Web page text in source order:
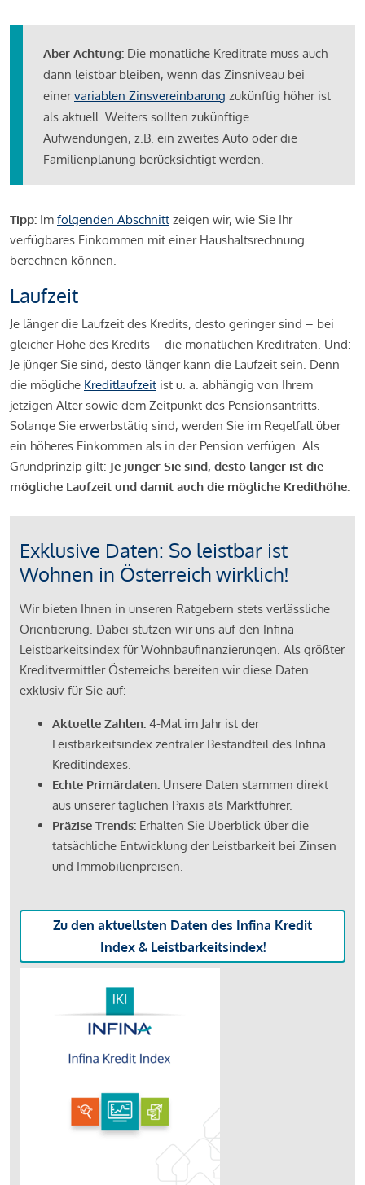
Aber Achtung: Die monatliche Kreditrate muss auch
dann leistbar bleiben, wenn das Zinsniveau bei
einervariablen Zinsvereinbarung zukünftig höher ist
als aktuell. Weiters sollten zukünftige
Aufwendungen, z.B. ein zweites Auto oder die
Familienplanung berücksichtigt werden.
Tipp: Im folgenden Abschnitt zeigen wir, wie Sie Ihr
verfügbares Einkommen mit einer Haushaltsrechnung
berechnen können.
Laufzeit
Je länger die Laufzeit des Kredits, desto geringer sind – bei
gleicher Höhe des Kredits – die monatlichen Kreditraten. Und:
Je jünger Sie sind, desto länger kann die Laufzeit sein. Denn
die mögliche Kreditlaufzeit ist u. a. abhängig von Ihrem
jetzigen Alter sowie dem Zeitpunkt des Pensionsantritts.
Solange Sie erwerbstätig sind, werden Sie im Regelfall über
ein höheres Einkommen als in der Pension verfügen. Als
Grundprinzip gilt: Je jünger Sie sind, desto länger ist die
mögliche Laufzeit und damit auch die mögliche Kredithöhe.
Exklusive Daten: So leistbar ist
Wohnen in Österreich wirklich!
Wir bieten Ihnen in unseren Ratgebern stets verlässliche
Orientierung. Dabei stützen wir uns auf den Infina
Leistbarkeitsindex für Wohnbaufinanzierungen. Als größter
Kreditvermittler Österreichs bereiten wir diese Daten
exklusiv für Sie auf:
Aktuelle Zahlen: 4-Mal im Jahr ist der
Leistbarkeitsindex zentraler Bestandteil des Infina
Kreditindexes.
Echte Primärdaten: Unsere Daten stammen direkt
aus unserer täglichen Praxis als Marktführer.
Präzise Trends: Erhalten Sie Überblick über die
tatsächliche Entwicklung der Leistbarkeit bei Zinsen
und Immobilienpreisen.
Zu den aktuellsten Daten des Infina Kredit
Index & Leistbarkeitsindex!